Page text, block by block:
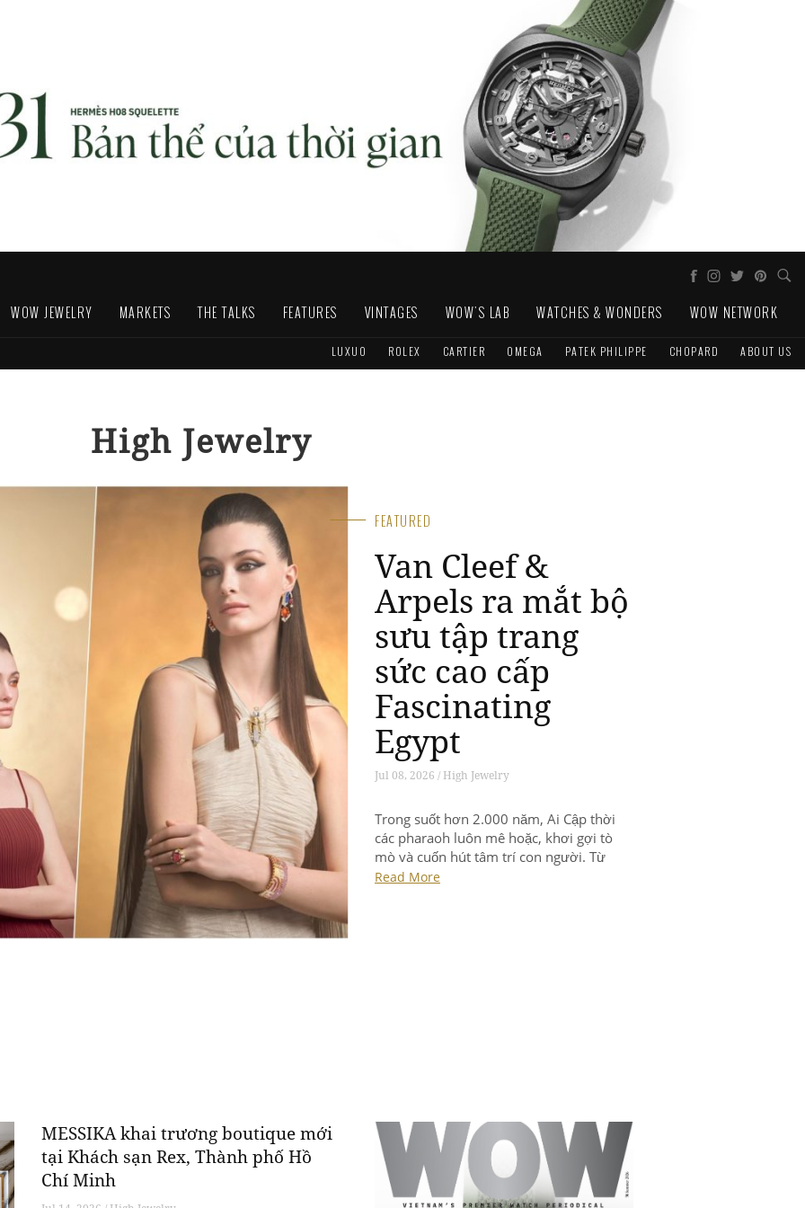
WOW JEWELRY MARKETS THE TALKS FEATURES VINTAGES WOW'S LAB WATCHES & WONDERS WOW NETWORK
LUXUO ROLEX CARTIER OMEGA PATEK PHILIPPE CHOPARD ABOUT US
High Jewelry
FEATURED
Van Cleef &
Arpels ra mắt bộ
sưu tập trang
sức cao cấp
Fascinating
Egypt
Jul 08, 2026 / High Jewelry
Trong suốt hơn 2.000 năm, Ai Cập thời
các pharaoh luôn mê hoặc, khơi gợi tò
mò và cuốn hút tâm trí con người. Từ
những nghi lễ tôn thờ các vị thần Ai Cập
Read More
MESSIKA khai trương boutique mới
tại Khách sạn Rex, Thành phố Hồ
Chí Minh